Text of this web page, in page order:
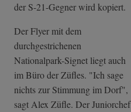
der S-21-Gegner wird kopiert.
Der Flyer mit dem
durchgestrichenen
Nationalpark-Signet liegt auch
im Büro der Züfles. "Ich sage
nichts zur Stimmung im Dorf",
sagt Alex Züfle. Der Juniorchef